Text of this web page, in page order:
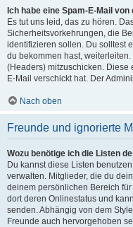
Ich habe eine Spam-E-Mail
Es tut uns leid, das zu hören.
Sicherheitsvorkehrungen, die
identifizieren sollen. Du solltest
du bekommen hast,
(Headers) mitzuschicken. Diese
E-Mail verschickt hat. Der
Nach oben
Freunde und ignorierte
Wozu benötige ich die Listen
Du kannst diese Listen
verwalten. Mitglieder, die du
deinem persönlichen Bereich
dort deren Onlinestatus und
senden. Abhängig von dem
Freunde auch hervorgehoben